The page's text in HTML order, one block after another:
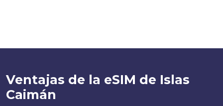
Ventajas de la eSIM de Islas
Caimán